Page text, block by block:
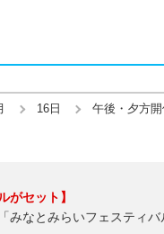
16日 午後・夕方
がセット】
みなとみらいフェスティ